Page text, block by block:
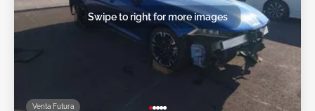
Venta Futura
Swipe to right for more images